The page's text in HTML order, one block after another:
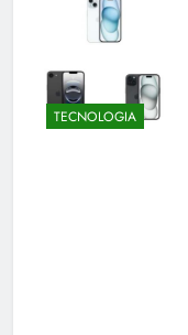
TECNOLOGIA